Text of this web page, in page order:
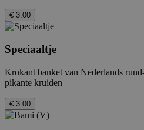
€ 3.00
Speciaaltje
Krokant banket van Nederlands
pikante kruiden
€ 3.00